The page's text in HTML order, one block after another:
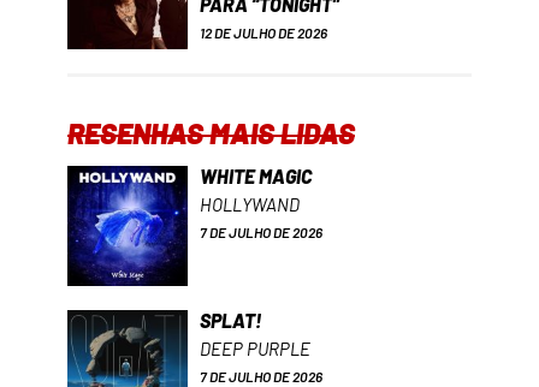
PARA “TONIGHT”
12 DE JULHO DE 2026
RESENHAS MAIS LIDAS
WHITE MAGIC
HOLLYWAND
7 DE JULHO DE 2026
SPLAT!
DEEP PURPLE
7 DE JULHO DE 2026